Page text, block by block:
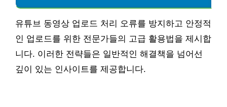
유튜브 동영상 업로드 처리 오류를 방지하고 안정적
인 업로드를 위한 전문가들의 고급 활용법을 제시합
니다. 이러한 전략들은 일반적인 해결책을 넘어선
깊이 있는 인사이트를 제공합니다.